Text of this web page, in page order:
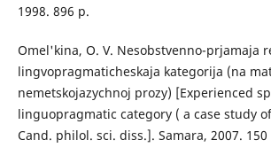
1998. 896 p.
Omel'kina, O. V. Nesobstvenno-prjamaja
lingvopragmaticheskaja kategorija (na
nemetskojazychnoj prozy) [Experienced
linguopragmatic category ( a case study
Cand. philol. sci. diss.]. Samara, 2007. 150